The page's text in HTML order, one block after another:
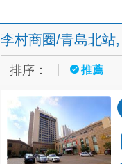
李村商圈/青島北站,
排序： 推薦